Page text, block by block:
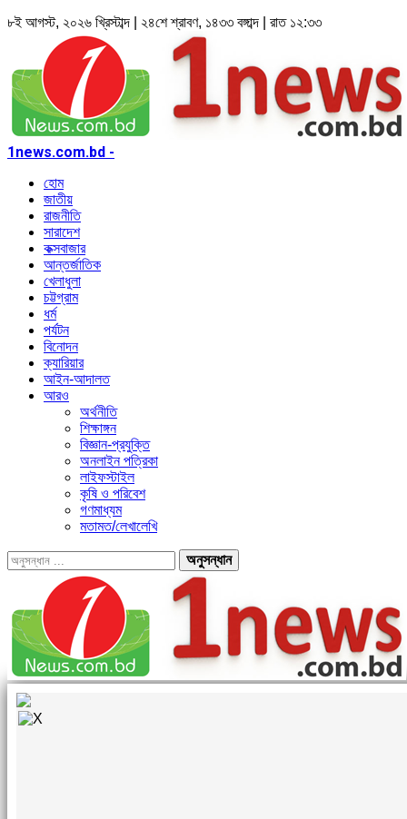
৮ই আগস্ট, ২০২৬ খ্রিস্টাব্দ | ২৪শে শ্রাবণ, ১৪৩৩ বঙ্গাব্দ | রাত ১২:৩৩
1news.com.bd -
হোম
জাতীয়
রাজনীতি
সারাদেশ
কক্সবাজার
আন্তর্জাতিক
খেলাধুলা
চট্টগ্রাম
ধর্ম
পর্যটন
বিনোদন
ক্যারিয়ার
আইন-আদালত
আরও
অর্থনীতি
শিক্ষাঙ্গন
বিজ্ঞান-প্রযুক্তি
অনলাইন পত্রিকা
লাইফস্টাইল
কৃষি ও পরিবেশ
গণমাধ্যম
মতামত/লেখালেখি